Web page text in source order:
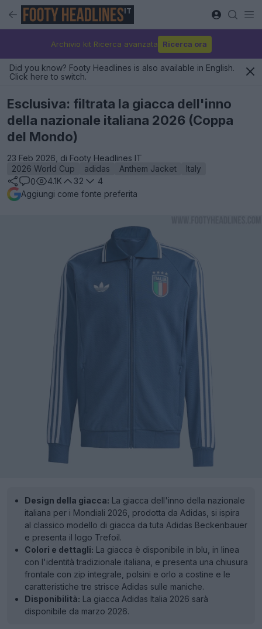
IT
Archivio kit Ricerca avanzata Ricerca ora
Did you know? Footy Headlines is also available in English.
Click here to switch.
Esclusiva: filtrata la giacca dell'inno
della nazionale italiana 2026 (Coppa
del Mondo)
23 Feb 2026, di Footy Headlines IT
2026 World Cup
adidas Anthem Jacket
Italy
0
4.1K 32
4
Aggiungi come fonte preferita
Design della giacca: La giacca dell'inno della nazionale
italiana per i Mondiali 2026, prodotta da Adidas, si ispira
al classico modello di giacca da tuta Adidas Beckenbauer
e presenta il logo Trefoil.
Colori e dettagli: La giacca è disponibile in blu, in linea
con l'identità tradizionale italiana, e presenta una chiusura
frontale con zip integrale, polsini e orlo a costine e le
caratteristiche tre strisce Adidas sulle maniche.
Disponibilità: La giacca Adidas Italia 2026 sarà
disponibile da marzo 2026.